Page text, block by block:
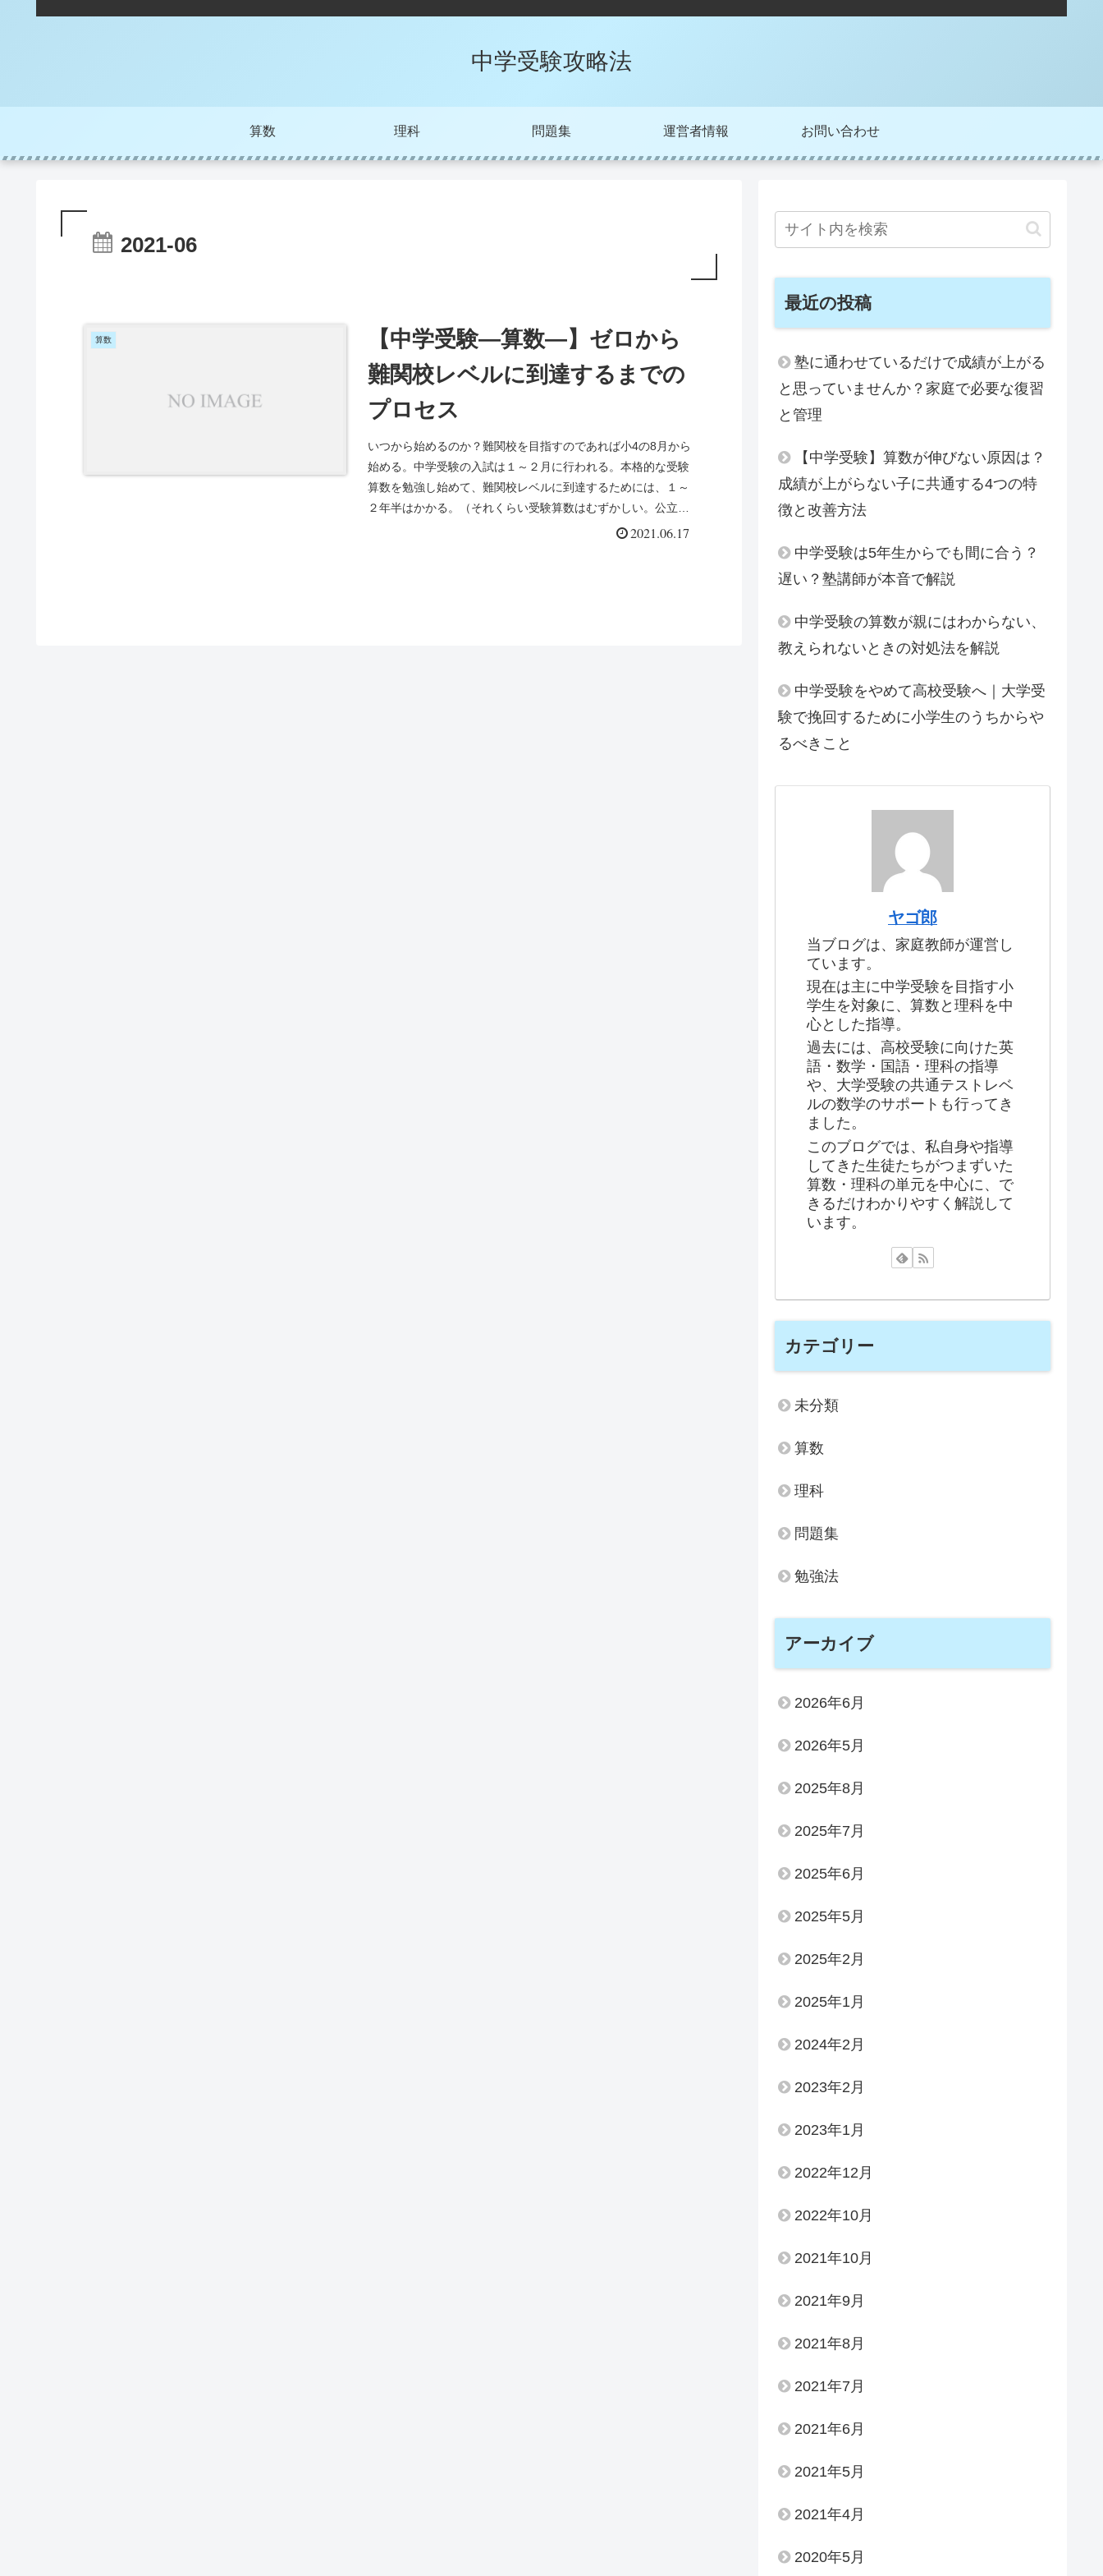
中学受験攻略法
算数 理科 問題集 運営者情報 お問い合わせ
2021-06
算数
【中学受験―算数―】ゼロから
難関校レベルに到達するまでの
プロセス
いつから始めるのか？難関校を目指すのであれば小4の8月から
始める。中学受験の入試は１～２月に行われる。本格的な受験
算数を勉強し始めて、難関校レベルに到達するためには、１～
２年半はかかる。（それくらい受験算数はむずかしい。公立高
2021.06.17
最近の投稿
塾に通わせているだけで成績が上がる
と思っていませんか？家庭で必要な復習
と管理
【中学受験】算数が伸びない原因は？
成績が上がらない子に共通する4つの特
徴と改善方法
中学受験は5年生からでも間に合う？
遅い？塾講師が本音で解説
中学受験の算数が親にはわからない、
教えられないときの対処法を解説
中学受験をやめて高校受験へ｜大学受
験で挽回するために小学生のうちからや
るべきこと
ヤゴ郎
当ブログは、家庭教師が運営し
ています。
現在は主に中学受験を目指す小
学生を対象に、算数と理科を中
心とした指導。
過去には、高校受験に向けた英
語・数学・国語・理科の指導
や、大学受験の共通テストレベ
ルの数学のサポートも行ってき
ました。
このブログでは、私自身や指導
してきた生徒たちがつまずいた
算数・理科の単元を中心に、で
きるだけわかりやすく解説して
います。
カテゴリー
未分類
算数
理科
問題集
勉強法
アーカイブ
2026年6月
2026年5月
2025年8月
2025年7月
2025年6月
2025年5月
2025年2月
2025年1月
2024年2月
2023年2月
2023年1月
2022年12月
2022年10月
2021年10月
2021年9月
2021年8月
2021年7月
2021年6月
2021年5月
2021年4月
2020年5月